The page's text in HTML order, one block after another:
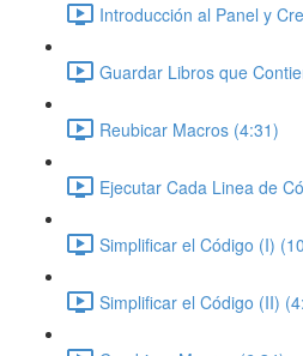
Introducción al Panel y
Guardar Libros que
Reubicar Macros (4:31)
Ejecutar Cada Linea de
Simplificar el Código (I)
Simplificar el Código (II)